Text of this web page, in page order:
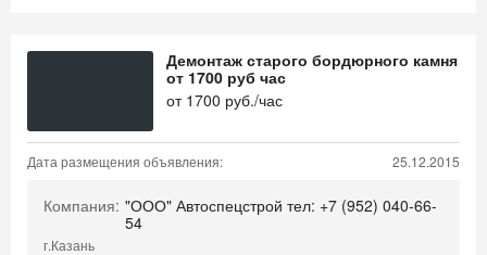
Демонтаж старого бордюрного камня
от 1700 руб час
от 1700 руб./час
Дата размещения объявления: 25.12.2015
Компания: "ООО" Автоспецстрой тел: +7 (952) 040-66-
54
г.Казань